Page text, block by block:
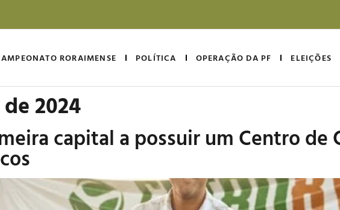
RORAIMENSE POLÍTICA OPERAÇÃO DA PF ELEIÇÕES
2024
capital a possuir um Centro de